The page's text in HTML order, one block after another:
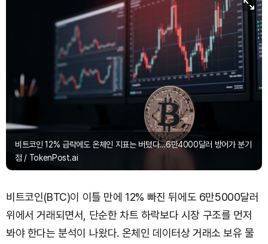
비트코인 12% 급락에도 온체인 지표는 버텼다…6만4000달러 방어가 분기
점 / TokenPost.ai
비트코인(BTC)이 이틀 만에 12% 빠진 뒤에도 6만5000달러
위에서 거래되면서, 단순한 차트 하락보다 시장 구조를 먼저
봐야 한다는 분석이 나왔다. 온체인 데이터상 거래소 보유 물